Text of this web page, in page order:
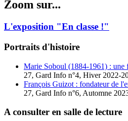
Zoom sur...
L'exposition "En classe !"
Portraits d'histoire
Marie Soboul (1884-1961) : une
27, Gard Info n°4, Hiver 2022-
François Guizot : fondateur de
27, Gard Info n°6, Automne
A consulter en salle de lecture